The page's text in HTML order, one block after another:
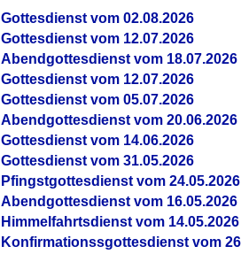
Gottesdienst vom 02.08.2026
Gottesdienst vom 12.07.2026
Abendgottesdienst vom 18.07.2026
Gottesdienst vom 12.07.2026
Gottesdienst vom 05.07.2026
Abendgottesdienst vom 20.06.2026
Gottesdienst vom 14.06.2026
Gottesdienst vom 31.05.2026
Pfingstgottesdienst vom 24.05.2026
Abendgottesdienst vom 16.05.2026
Himmelfahrtsdienst vom 14.05.2026
Konfirmationssgottesdienst vom